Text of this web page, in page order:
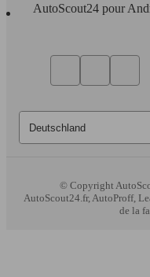
AutoScout24 pour
© Copyright
AutoScout24.fr, AutoProff,
de la